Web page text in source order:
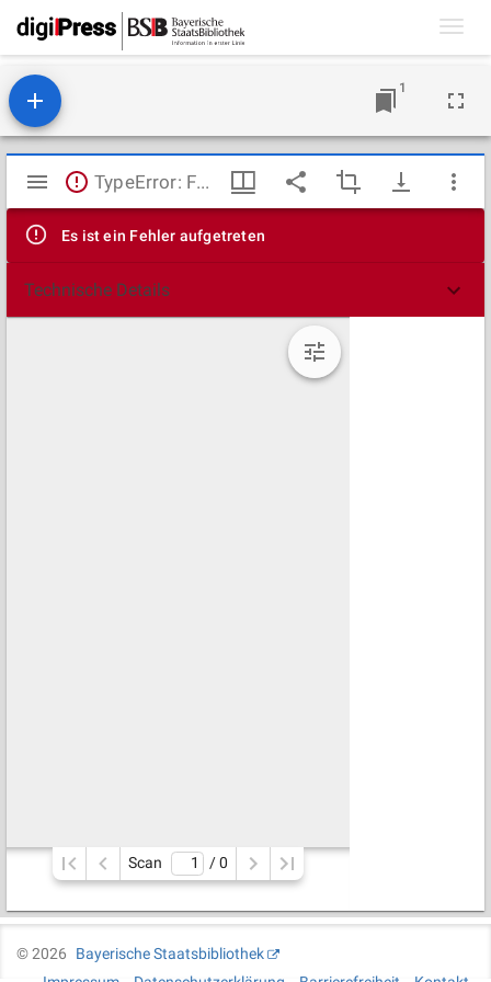
1
Mirador
Viewer
TypeError: Failed to fetch
Es ist ein Fehler aufgetreten
Technische Details
Scan / 0
©2026
Bayerische Staatsbibliothek